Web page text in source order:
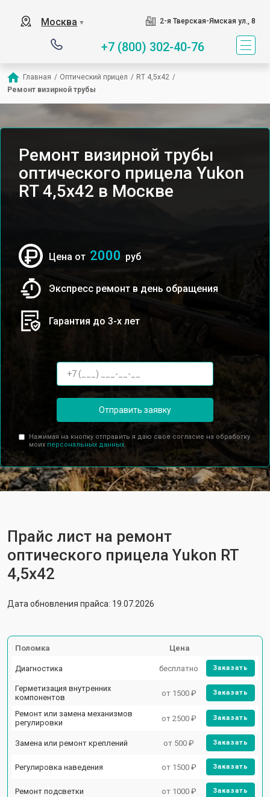
Москва ▼ 2-я Тверская-Ямская ул., 8
+7 (800) 302-40-76
Главная / Оптический прицел / RT 4,5х42 /
Ремонт визирной трубы
Ремонт визирной трубы
оптического прицела Yukon
RT 4,5х42 в Москве
Цена от 2000 руб
Экспресс ремонт в день обращения
Гарантия до 3-х лет
Отправить заявку
Нажимая на кнопку отправить я даю свое согласие на обработку
моих персональных данных.
Прайс лист на ремонт
оптического прицела Yukon RT
4,5х42
Дата обновления прайса: 19.07.2026
Поломка Цена
Диагностика бесплатно Заказать
Герметизация внутренних
компонентов
от 1500 ₽ Заказать
Ремонт или замена механизмов
регулировки
от 2500 ₽ Заказать
Замена или ремонт креплений от 500 ₽ Заказать
Регулировка наведения от 1500 ₽ Заказать
Ремонт подсветки от 1000 ₽ Заказать